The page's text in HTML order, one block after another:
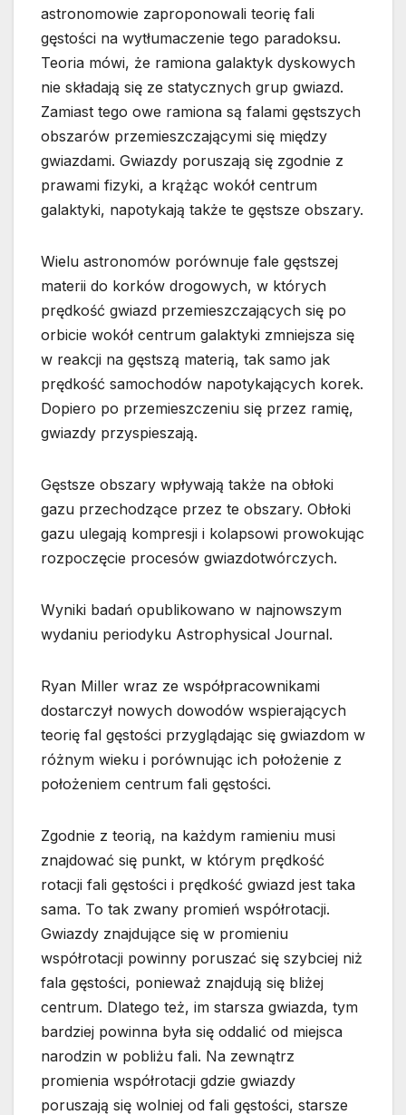
astronomowie zaproponowali teorię fali
gęstości na wytłumaczenie tego paradoksu.
Teoria mówi, że ramiona galaktyk dyskowych
nie składają się ze statycznych grup gwiazd.
Zamiast tego owe ramiona są falami gęstszych
obszarów przemieszczającymi się między
gwiazdami. Gwiazdy poruszają się zgodnie z
prawami fizyki, a krążąc wokół centrum
galaktyki, napotykają także te gęstsze obszary.
Wielu astronomów porównuje fale gęstszej
materii do korków drogowych, w których
prędkość gwiazd przemieszczających się po
orbicie wokół centrum galaktyki zmniejsza się
w reakcji na gęstszą materią, tak samo jak
prędkość samochodów napotykających korek.
Dopiero po przemieszczeniu się przez ramię,
gwiazdy przyspieszają.
Gęstsze obszary wpływają także na obłoki
gazu przechodzące przez te obszary. Obłoki
gazu ulegają kompresji i kolapsowi prowokując
rozpoczęcie procesów gwiazdotwórczych.
Wyniki badań opublikowano w najnowszym
wydaniu periodyku Astrophysical Journal.
Ryan Miller wraz ze współpracownikami
dostarczył nowych dowodów wspierających
teorię fal gęstości przyglądając się gwiazdom w
różnym wieku i porównując ich położenie z
położeniem centrum fali gęstości.
Zgodnie z teorią, na każdym ramieniu musi
znajdować się punkt, w którym prędkość
rotacji fali gęstości i prędkość gwiazd jest taka
sama. To tak zwany promień współrotacji.
Gwiazdy znajdujące się w promieniu
współrotacji powinny poruszać się szybciej niż
fala gęstości, ponieważ znajdują się bliżej
centrum. Dlatego też, im starsza gwiazda, tym
bardziej powinna była się oddalić od miejsca
narodzin w pobliżu fali. Na zewnątrz
promienia współrotacji gdzie gwiazdy
poruszają się wolniej od fali gęstości, starsze